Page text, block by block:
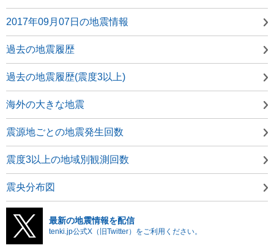
2017年09月07日の地震情報
過去の地震履歴
過去の地震履歴(震度3以上)
海外の大きな地震
震源地ごとの地震発生回数
震度3以上の地域別観測回数
震央分布図
最新の地震情報を配信
tenki.jp公式X（旧Twitter）をご利用ください。